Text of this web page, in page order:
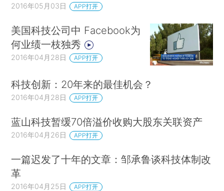
2016年05月03日 APP打开
美国科技公司中 Facebook为
何业绩一枝独秀
2016年04月28日 APP打开
科技创新：20年来的最佳机会？
2016年04月28日 APP打开
蓝山科技暂缓70倍溢价收购大股东关联资产
2016年04月26日 APP打开
一篇迟发了十年的文章：邹承鲁谈科技体制改
革
2016年04月25日 APP打开